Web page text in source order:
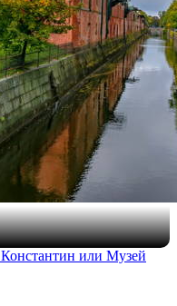
или Музей